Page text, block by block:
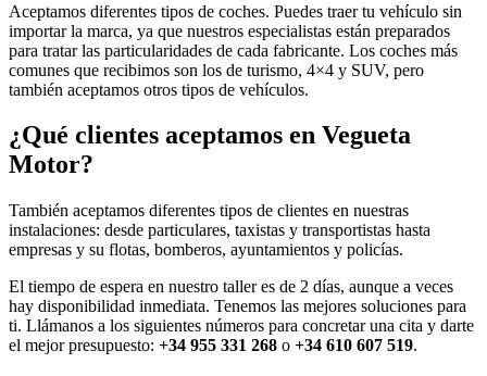
Aceptamos diferentes tipos de coches. Puedes traer tu vehículo sin
importar la marca, ya que nuestros especialistas están preparados
para tratar las particularidades de cada fabricante. Los coches más
comunes que recibimos son los de turismo, 4×4 y SUV, pero
también aceptamos otros tipos de vehículos.
¿Qué clientes aceptamos en Vegueta
Motor?
También aceptamos diferentes tipos de clientes en nuestras
instalaciones: desde particulares, taxistas y transportistas hasta
empresas y su flotas, bomberos, ayuntamientos y policías.
El tiempo de espera en nuestro taller es de 2 días, aunque a veces
hay disponibilidad inmediata. Tenemos las mejores soluciones para
ti. Llámanos a los siguientes números para concretar una cita y darte
el mejor presupuesto: +34 955 331 268 o +34 610 607 519.